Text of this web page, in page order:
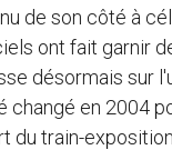
de son côté à
ont fait garnir
désormais sur
changé en 2004
du train-